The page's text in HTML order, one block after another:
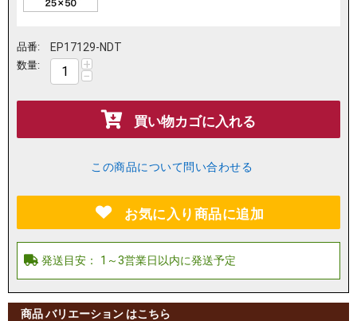
品番: EP17129-NDT
数量: +
−
買い物カゴに入れる
この商品について問い合わせる
お気に入り商品に追加
商品 バリエーション はこちら